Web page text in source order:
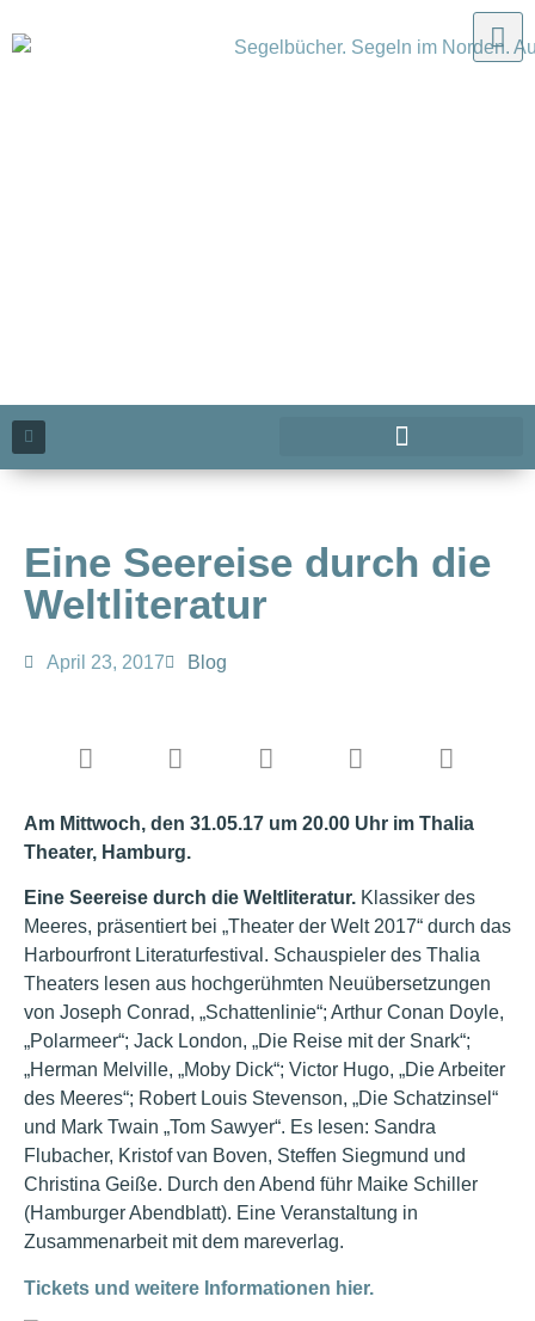
Eine Seereise durch die
Weltliteratur
April 23, 2017 Blog
Am Mittwoch, den 31.05.17 um 20.00 Uhr im Thalia
Theater, Hamburg.
Eine Seereise durch die Weltliteratur. Klassiker des
Meeres, präsentiert bei „Theater der Welt 2017“ durch das
Harbourfront Literaturfestival. Schauspieler des Thalia
Theaters lesen aus hochgerühmten Neuübersetzungen
von Joseph Conrad, „Schattenlinie“; Arthur Conan Doyle,
„Polarmeer“; Jack London, „Die Reise mit der Snark“;
„Herman Melville, „Moby Dick“; Victor Hugo, „Die Arbeiter
des Meeres“; Robert Louis Stevenson, „Die Schatzinsel“
und Mark Twain „Tom Sawyer“. Es lesen: Sandra
Flubacher, Kristof van Boven, Steffen Siegmund und
Christina Geiße. Durch den Abend führ Maike Schiller
(Hamburger Abendblatt). Eine Veranstaltung in
Zusammenarbeit mit dem mareverlag.
Tickets und weitere Informationen hier.